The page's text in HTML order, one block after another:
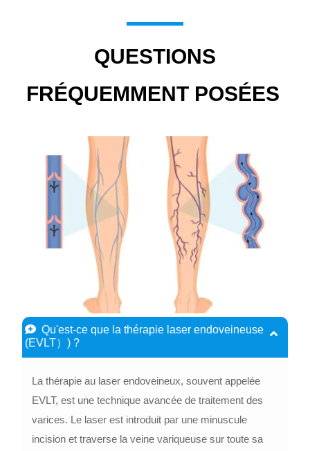
QUESTIONS
FRÉQUEMMENT POSÉES
Qu'est-ce que la thérapie laser endoveineuse
(EVLT）) ?
La thérapie au laser endoveineux, souvent appelée
EVLT, est une technique avancée de traitement des
varices. Le laser est introduit par une minuscule
incision et traverse la veine variqueuse sur toute sa